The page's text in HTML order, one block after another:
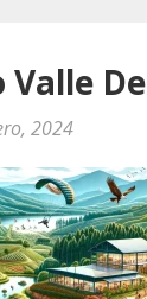
2024